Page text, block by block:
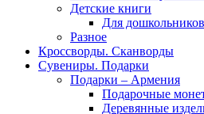
Детские книги
Для
Разное
Кроссворды. Сканворды
Сувениры. Подарки
Подарки – Армения
Подарочные
Деревянные